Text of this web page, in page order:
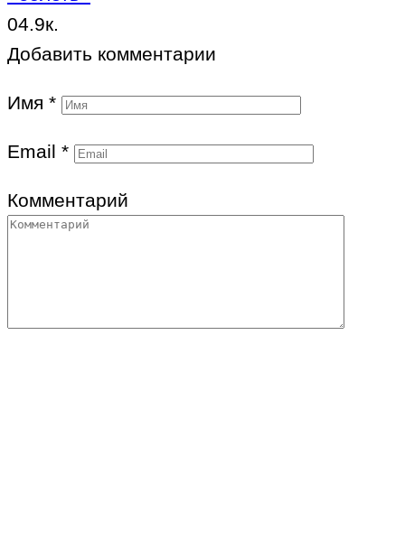
04.9к.
Добавить комментарии
Имя *
Email *
Комментарий